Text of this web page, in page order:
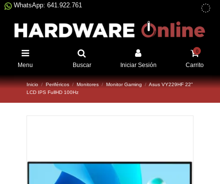
WhatsApp: 641.922.761
Menu Buscar Iniciar Sesión
0
Carrito
Inicio Periféricos Monitores Monitor Gaming
Asus VY229HF 22"
LCD IPS FullHD 100Hz